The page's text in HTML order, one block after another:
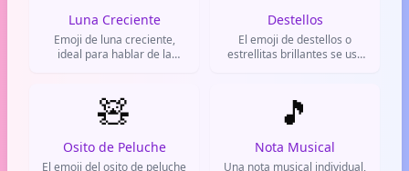
Luna Creciente
Emoji de luna creciente,
ideal para hablar de la
WhatsApp y redes sociales
para indicar que te vas a
dormir o para acompañar
publicaciones nocturnas.
Destellos
El emoji de destellos o
estrellitas brillantes se usa
muy popular en WhatsApp y
redes sociales para decorar
mensajes o destacar algo
bonito.
🧸
Osito de Peluche
El emoji del osito de peluche
🎵
Nota Musical
Una nota musical individual,